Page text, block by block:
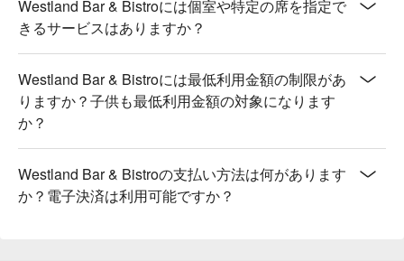
Westland Bar & Bistroには個室や特定の席を指定で
きるサービスはありますか？
Westland Bar & Bistroには最低利用金額の制限があ
りますか？子供も最低利用金額の対象になります
か？
Westland Bar & Bistroの支払い方法は何があります
か？電子決済は利用可能ですか？